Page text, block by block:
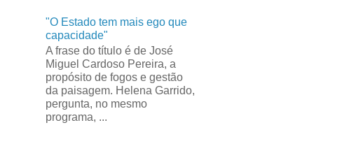
"O Estado tem mais ego que
capacidade"
A frase do título é de José
Miguel Cardoso Pereira, a
propósito de fogos e gestão
da paisagem. Helena Garrido,
pergunta, no mesmo
programa, ...